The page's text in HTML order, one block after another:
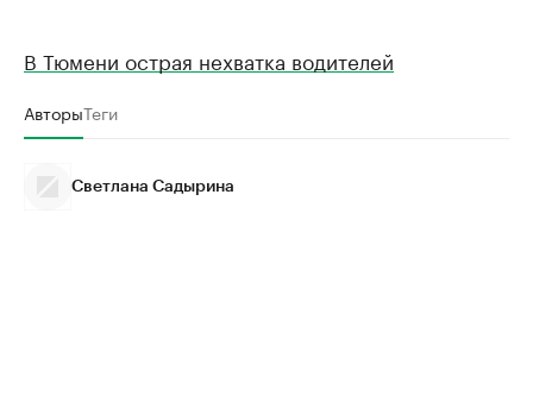
В Тюмени острая нехватка водителей
АвторыТеги
Светлана Садырина